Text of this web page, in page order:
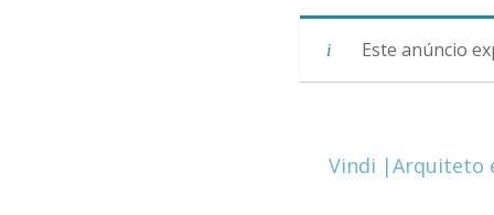
Este anúncio
Vindi |Arquiteto